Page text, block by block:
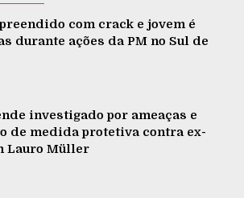
com crack e jovem é
durante ações da PM no Sul de
investigado por ameaças e
de medida protetiva contra ex-
Lauro Müller